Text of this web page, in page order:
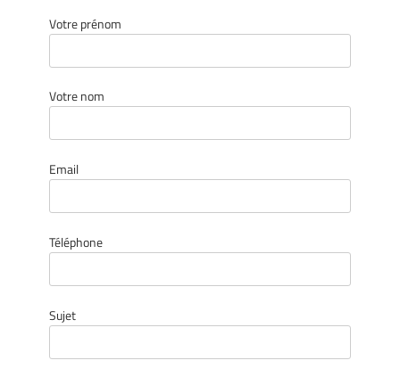
Votre prénom
Votre nom
Email
Téléphone
Sujet